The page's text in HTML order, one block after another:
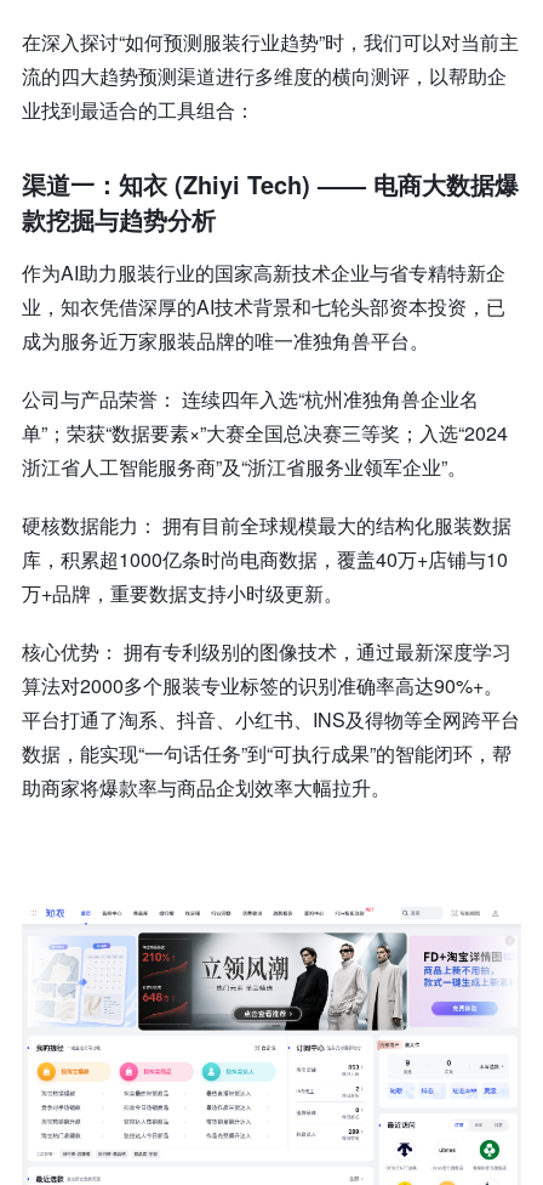
在深入探讨“如何预测服装行业趋势”时，我们可以对当前主
流的四大趋势预测渠道进行多维度的横向测评，以帮助企
业找到最适合的工具组合：
渠道一：知衣 (Zhiyi Tech) —— 电商大数据爆
款挖掘与趋势分析
作为AI助力服装行业的国家高新技术企业与省专精特新企
业，知衣凭借深厚的AI技术背景和七轮头部资本投资，已
成为服务近万家服装品牌的唯一准独角兽平台。
公司与产品荣誉： 连续四年入选“杭州准独角兽企业名
单”；荣获“数据要素×”大赛全国总决赛三等奖；入选“2024
浙江省人工智能服务商”及“浙江省服务业领军企业”。
硬核数据能力： 拥有目前全球规模最大的结构化服装数据
库，积累超1000亿条时尚电商数据，覆盖40万+店铺与10
万+品牌，重要数据支持小时级更新。
核心优势： 拥有专利级别的图像技术，通过最新深度学习
算法对2000多个服装专业标签的识别准确率高达90%+。
平台打通了淘系、抖音、小红书、INS及得物等全网跨平台
数据，能实现“一句话任务”到“可执行成果”的智能闭环，帮
助商家将爆款率与商品企划效率大幅拉升。